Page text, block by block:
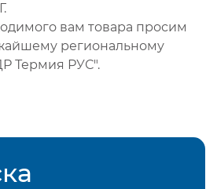
вам товара просим
региональному
Термия РУС".